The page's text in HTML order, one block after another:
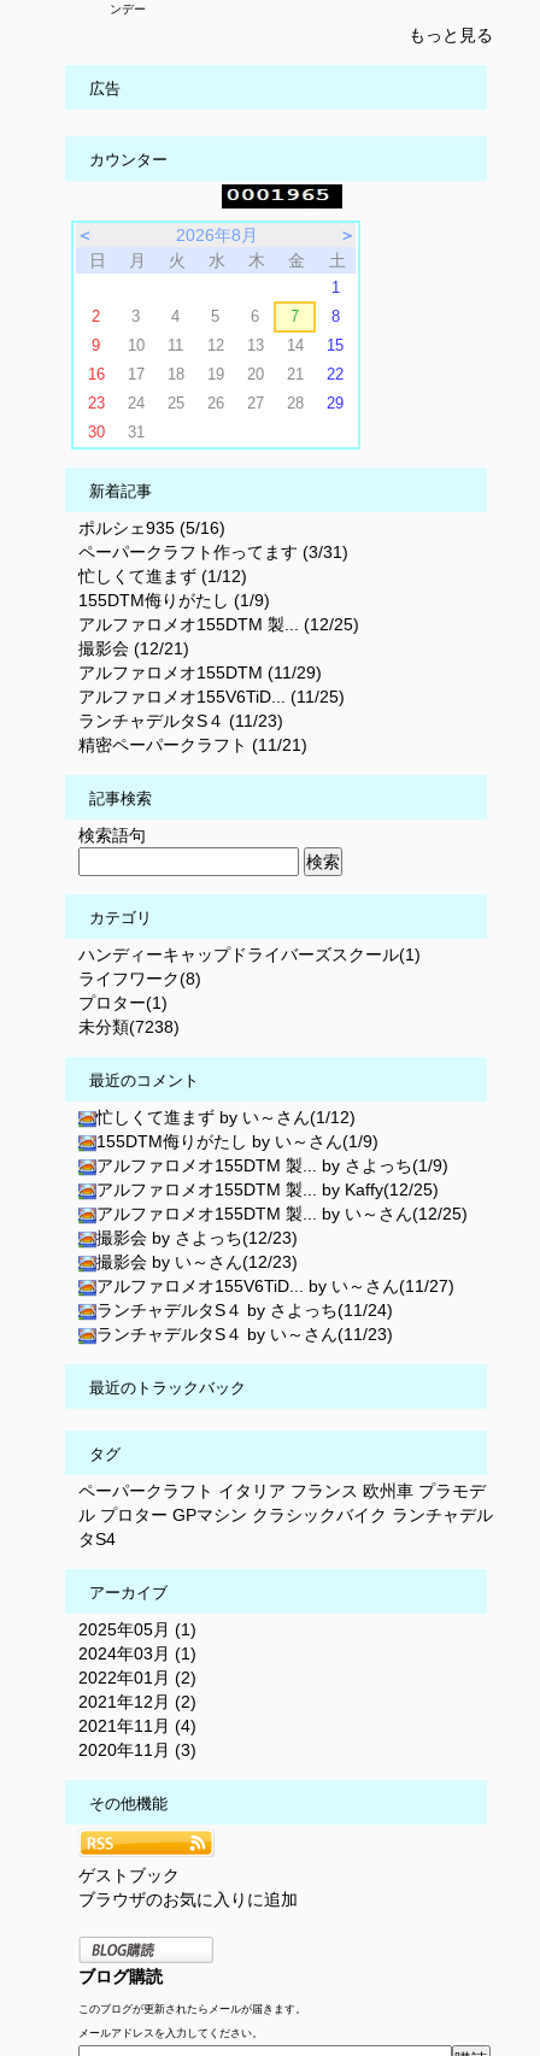
ンデー
もっと見る
広告
カウンター
＜ 2026年8月
＞
日
月 火 水 木 金 土
1
2
3 4 5 6 7
8
9
10 11 12 13 14
15
16
17 18 19 20 21
22
23
24 25 26 27 28
29
30
31
新着記事
ポルシェ935 (5/16)
ペーパークラフト作ってます (3/31)
忙しくて進まず (1/12)
155DTM侮りがたし (1/9)
アルファロメオ155DTM 製... (12/25)
撮影会 (12/21)
アルファロメオ155DTM (11/29)
アルファロメオ155V6TiD... (11/25)
ランチャデルタS４ (11/23)
精密ペーパークラフト (11/21)
記事検索
検索語句
カテゴリ
ハンディーキャップドライバーズスクール(1)
ライフワーク(8)
プロター(1)
未分類(7238)
最近のコメント
忙しくて進まず by い～さん(1/12)
155DTM侮りがたし by い～さん(1/9)
アルファロメオ155DTM 製... by さよっち(1/9)
アルファロメオ155DTM 製... by Kaffy(12/25)
アルファロメオ155DTM 製... by い～さん(12/25)
撮影会 by さよっち(12/23)
撮影会 by い～さん(12/23)
アルファロメオ155V6TiD... by い～さん(11/27)
ランチャデルタS４ by さよっち(11/24)
ランチャデルタS４ by い～さん(11/23)
最近のトラックバック
タグ
ペーパークラフト イタリア フランス 欧州車 プラモデ
ル プロター GPマシン クラシックバイク ランチャデル
タS4
アーカイブ
2025年05月 (1)
2024年03月 (1)
2022年01月 (2)
2021年12月 (2)
2021年11月 (4)
2020年11月 (3)
その他機能
ゲストブック
ブラウザのお気に入りに追加
ブログ購読
このブログが更新されたらメールが届きます。
メールアドレスを入力してください。